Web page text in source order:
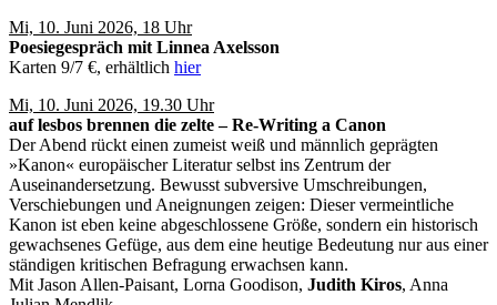
Mi, 10. Juni 2026, 18 Uhr
Poesiegespräch mit Linnea Axelsson
Karten 9/7 €, erhältlich hier
Mi, 10. Juni 2026, 19.30 Uhr
auf lesbos brennen die zelte – Re-Writing a Canon
Der Abend rückt einen zumeist weiß und männlich geprägten
»Kanon« europäischer Literatur selbst ins Zentrum der
Auseinandersetzung. Bewusst subversive Umschreibungen,
Verschiebungen und Aneignungen zeigen: Dieser vermeintliche
Kanon ist eben keine abgeschlossene Größe, sondern ein historisch
gewachsenes Gefüge, aus dem eine heutige Bedeutung nur aus einer
ständigen kritischen Befragung erwachsen kann.
Mit Jason Allen-Paisant, Lorna Goodison, Judith Kiros, Anna